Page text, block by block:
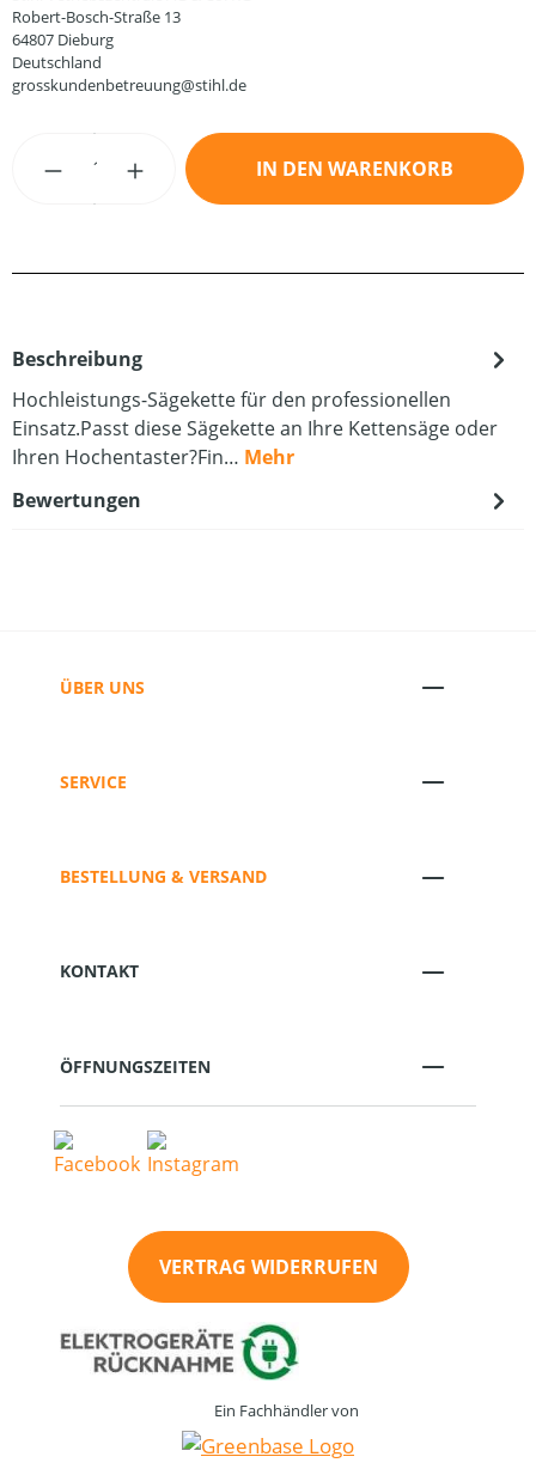
Robert-Bosch-Straße 13
64807 Dieburg
Deutschland
grosskundenbetreuung@stihl.de
Produkt Anzahl: Gib den gewünschten
IN DEN WARENKORB
Beschreibung
Hochleistungs-Sägekette für den professionellen
Einsatz.Passt diese Sägekette an Ihre Kettensäge oder
Ihren Hochentaster?Fin… Mehr
Bewertungen
ÜBER UNS
SERVICE
BESTELLUNG & VERSAND
KONTAKT
ÖFFNUNGSZEITEN
VERTRAG WIDERRUFEN
Ein Fachhändler von